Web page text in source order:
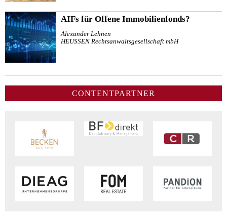
AIFs für Offene Immobilienfonds?
Alexander Lehnen
HEUSSEN Rechtsanwaltsgesellschaft mbH
CONTENTPARTNER